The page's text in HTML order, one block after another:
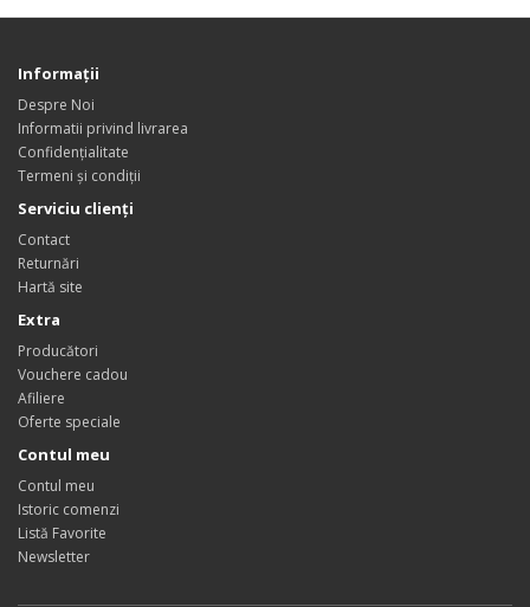
Informații
Despre Noi
Informatii privind livrarea
Confidențialitate
Termeni și condiții
Serviciu clienți
Contact
Returnări
Hartă site
Extra
Producători
Vouchere cadou
Afiliere
Oferte speciale
Contul meu
Contul meu
Istoric comenzi
Listă Favorite
Newsletter